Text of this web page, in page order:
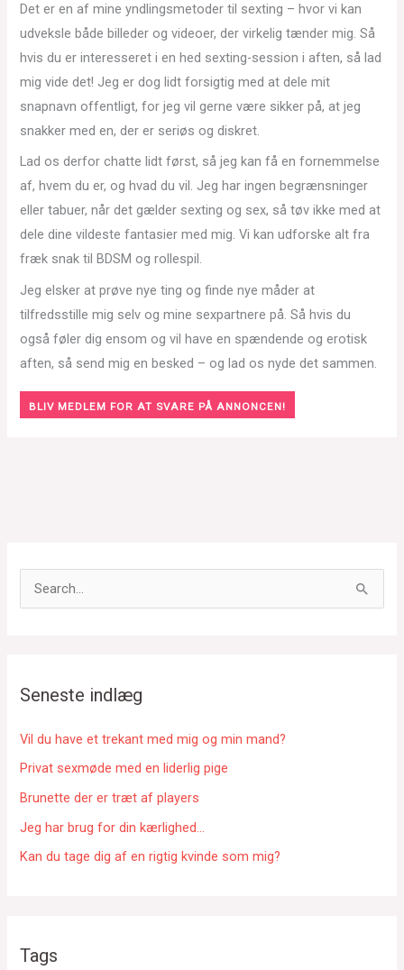
Det er en af mine yndlingsmetoder til sexting – hvor vi kan
udveksle både billeder og videoer, der virkelig tænder mig. Så
hvis du er interesseret i en hed sexting-session i aften, så lad
mig vide det! Jeg er dog lidt forsigtig med at dele mit
snapnavn offentligt, for jeg vil gerne være sikker på, at jeg
snakker med en, der er seriøs og diskret.
Lad os derfor chatte lidt først, så jeg kan få en fornemmelse
af, hvem du er, og hvad du vil. Jeg har ingen begrænsninger
eller tabuer, når det gælder sexting og sex, så tøv ikke med at
dele dine vildeste fantasier med mig. Vi kan udforske alt fra
fræk snak til BDSM og rollespil.
Jeg elsker at prøve nye ting og finde nye måder at
tilfredsstille mig selv og mine sexpartnere på. Så hvis du
også føler dig ensom og vil have en spændende og erotisk
aften, så send mig en besked – og lad os nyde det sammen.
BLIV MEDLEM FOR AT SVARE PÅ ANNONCEN!
ø
f
e
r
:
Seneste indlæg
Vil du have et trekant med mig og min mand?
Privat sexmøde med en liderlig pige
Brunette der er træt af players
Jeg har brug for din kærlighed…
Kan du tage dig af en rigtig kvinde som mig?
Tags